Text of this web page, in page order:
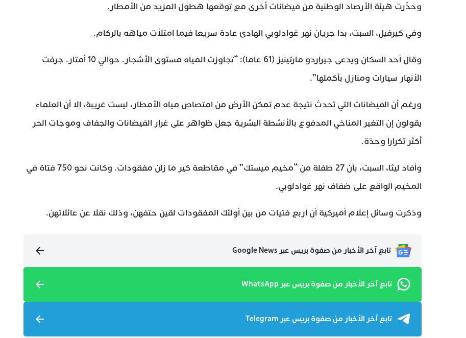
وحذّرت هيئة الأرصاد الوطنية من فيضانات أخرى مع توقعها هطول المزيد من الأمطار.
وفي كيرفيل، السبت، بدا جريان نهر غوادلوبي الهادئ عادة سريعا فيما امتلأت مياهه بالركام.
وقال أحد السكان ويدعى جيراردو مارتينيز (61 عاما): “تجاوزت المياه مستوى الأشجار. حوالي 10 أمتار. جرفت
الأنهار سيارات ومنازل بأكملها”.
ورغم أن الفيضانات التي تحدث نتيجة عدم تمكن الأرض من امتصاص مياه الأمطار، ليست غريبة، إلا أن العلماء
يقولون إن التغير المناخي المدفوع بالأنشطة البشرية جعل ظواهر على غرار الفيضانات والجفاف وموجات الحر
أكثر تكرارا وحدّة.
وأفاد ليثا، السبت، بأن 27 طفلة من “مخيم ميستك” في مقاطعة كير ما زلن مفقودات. وكانت نحو 750 فتاة في
المخيم الواقع على ضفاف نهر غوادلوبي.
وذكرت وسائل إعلام أميركية أن أربع فتيات من بين أولئك المفقودات لقين حتفهن، وذلك نقلا عن عائلاتهن.
تابع آخر الأخبار من صفوة بريس عبر Google News
تابع آخر الأخبار من صفوة بريس عبر WhatsApp
تابع آخر الأخبار من صفوة بريس عبر Telegram